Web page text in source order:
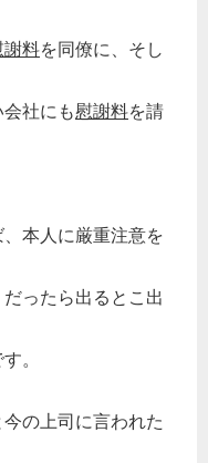
謝料を同僚に、そし
社にも慰謝料を請
本人に厳重注意を
ったら出るとこ出
。
の上司に言われた